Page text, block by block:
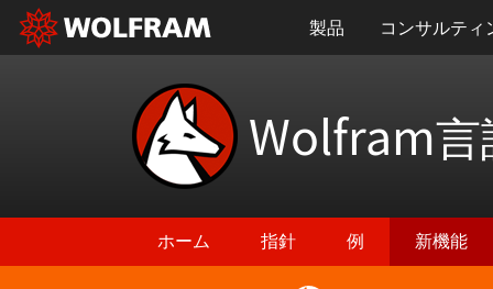
製品 コンサルティ
Wolfram言
ホーム 指針 例 新機能